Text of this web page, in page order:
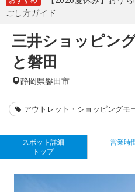
ごし方ガイド
三井ショッピン
と磐田
静岡県磐田市
アウトレット・ショッピングモ
スポット詳細
トップ
営業時